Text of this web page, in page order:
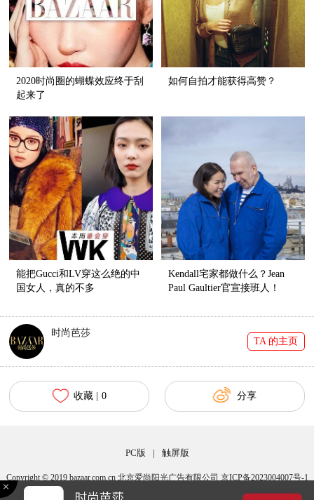
2020时尚圈的蝴蝶效应终于刮
起来了
如何自拍才能获得高赞？
能把Gucci和LV穿这么绝的中
国女人，真的不多
Kendall宅家都做什么？Jean
Paul Gaultier官宣接班人！
时尚芭莎
TA 的主页
收藏 | 0 分享
PC版 | 触屏版
Copyright © 2019 bazaar.com.cn 北京爱尚阳光广告有限公司 京ICP备2023004007号-1